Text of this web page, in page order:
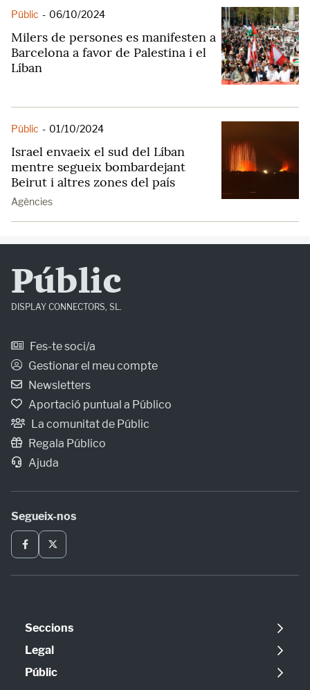
Públic - 06/10/2024
Milers de persones es manifesten a
Barcelona a favor de Palestina i el
Líban
Públic - 01/10/2024
Israel envaeix el sud del Líban
mentre segueix bombardejant
Beirut i altres zones del país
Agències
Públic
DISPLAY CONNECTORS, SL.
Fes-te soci/a
Gestionar el meu compte
Newsletters
Aportació puntual a Público
La comunitat de Públic
Regala Público
Ajuda
Segueix-nos
Seccions
Política
Opinió
Legal
Avís legal
Públic